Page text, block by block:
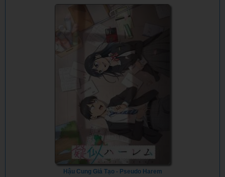
Hậu Cung Giả Tạo - Pseudo Harem